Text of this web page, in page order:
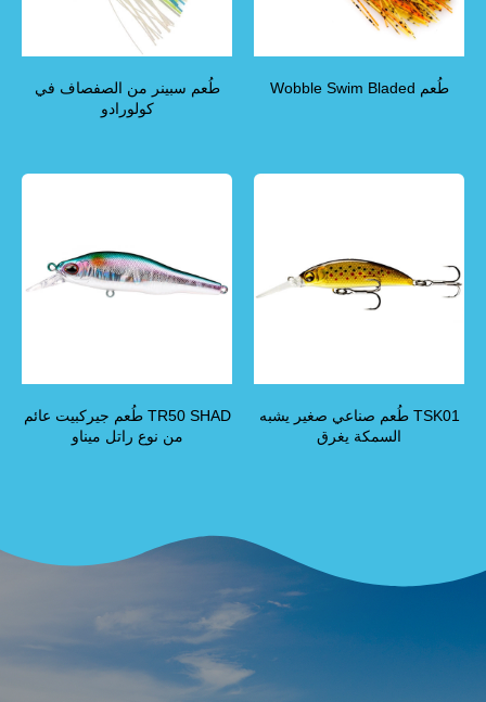
طُعم Wobble Swim Bladed
طُعم سبينر من الصفصاف في
كولورادو
TSK01 طُعم صناعي صغير يشبه
السمكة يغرق
TR50 SHAD طُعم جيركبيت عائم
من نوع راتل ميناو